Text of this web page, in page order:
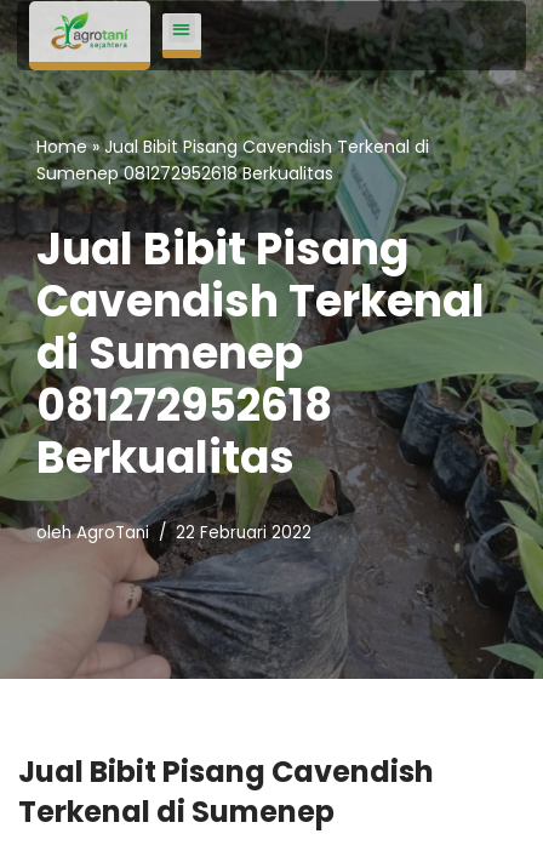
Lompat
ke
konten
Home»Jual Bibit Pisang Cavendish Terkenal di
Sumenep 081272952618 Berkualitas
Jual Bibit Pisang
Cavendish Terkenal
di Sumenep
081272952618
Berkualitas
olehAgroTani 22 Februari 2022
Jual Bibit Pisang Cavendish
Terkenal di Sumenep